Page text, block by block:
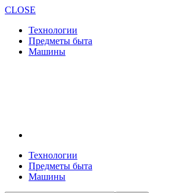
CLOSE
Технологии
Предметы быта
Машины
Технологии
Предметы быта
Машины